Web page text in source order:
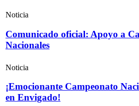
Noticia
Comunicado oficial: Apoyo a
Nacionales
Noticia
¡Emocionante Campeonato
en Envigado!